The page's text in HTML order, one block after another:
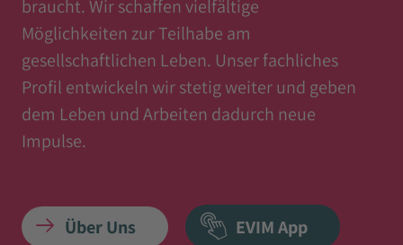
braucht. Wir schaffen vielfältige
Möglichkeiten zur Teilhabe am
gesellschaftlichen Leben. Unser fachliches
Profil entwickeln wir stetig weiter und geben
dem Leben und Arbeiten dadurch neue
Impulse.
Über Uns EVIM App